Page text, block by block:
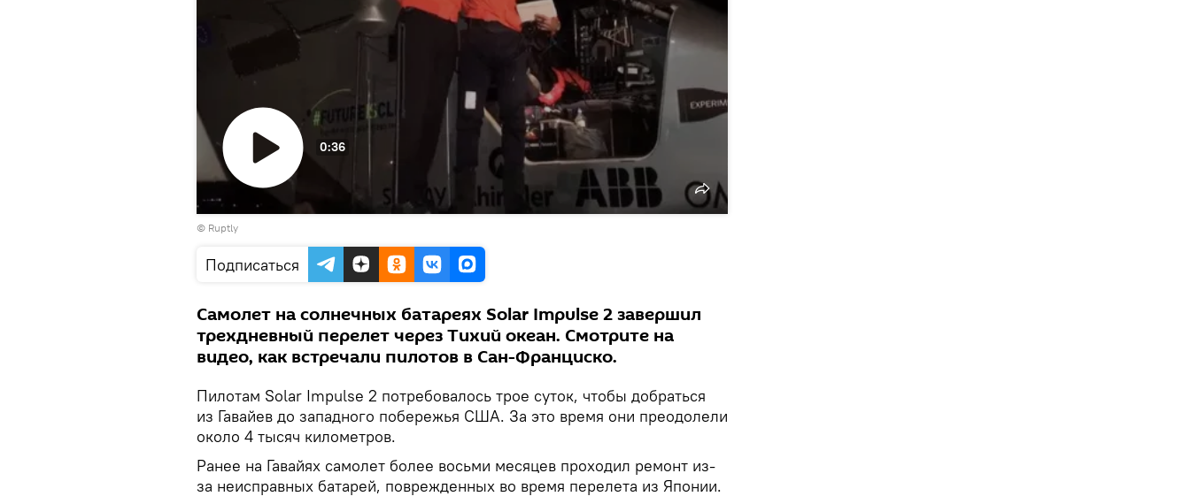
Воспроизвести
0:36
© Ruptly
Подписаться
Самолет на солнечных батареях Solar Impulse 2 завершил
трехдневный перелет через Тихий океан. Смотрите на
видео, как встречали пилотов в Сан-Франциско.
Пилотам Solar Impulse 2 потребовалось трое суток, чтобы добраться
из Гавайев до западного побережья США. За это время они преодолели
около 4 тысяч километров.
Ранее на Гавайях самолет более восьми месяцев проходил ремонт из-
за неисправных батарей, поврежденных во время перелета из Японии.